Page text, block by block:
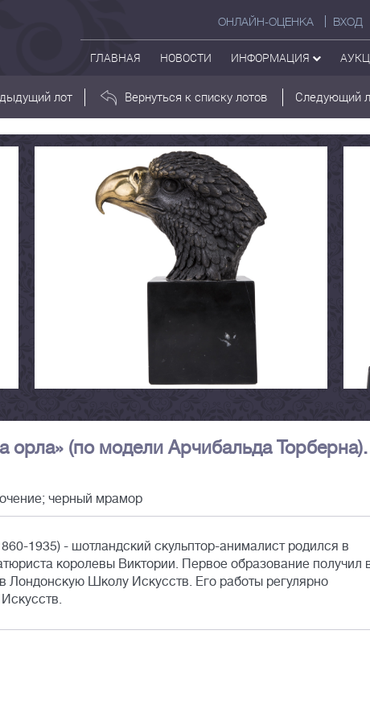
ОНЛАЙН-ОЦЕНКА ВХОД
ГЛАВНАЯ НОВОСТИ ИНФОРМАЦИЯ
лот Вернуться к списку лотов Следующий
орла» (по модели Арчибальда
черный мрамор
1935) - шотландский скульптор-анималист родился в
королевы Виктории. Первое образование получил
Лондонскую Школу Искусств. Его работы регулярно